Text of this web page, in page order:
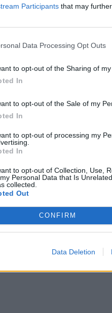
Participants that may
Data Processing Opt Outs
to opt-out of the Sharing of my
In
to opt-out of the Sale of my
In
to opt-out of processing my
In
to opt-out of Collection, Use,
Personal Data that Is
collected.
Out
CONFIRM
Data Deletion